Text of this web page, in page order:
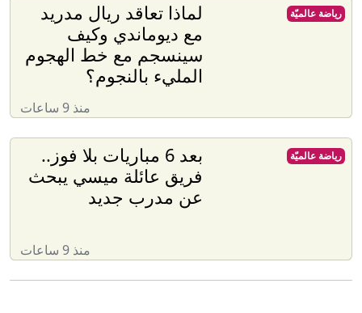
لماذا تعاقد ريال مدريد
مع ديوماندي وكيف
سينسجم مع خط الهجوم
المليء بالنجوم؟
منذ 9 ساعات
رياضة عالميّة
بعد 6 مباريات بلا فوز..
فريق عائلة ميسي يبحث
عن مدرب جديد
منذ 9 ساعات
رياضة عالميّة